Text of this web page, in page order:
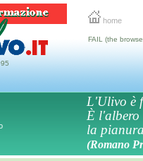
home
FAIL (the
L'Ulivo è
È l'albero
la
(Romano